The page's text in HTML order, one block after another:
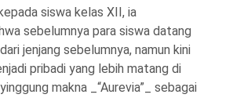
siswa kelas XII, ia
sebelumnya para siswa datang
jenjang sebelumnya, namun kini
pribadi yang lebih matang di
makna _“Aurevia”_ sebagai